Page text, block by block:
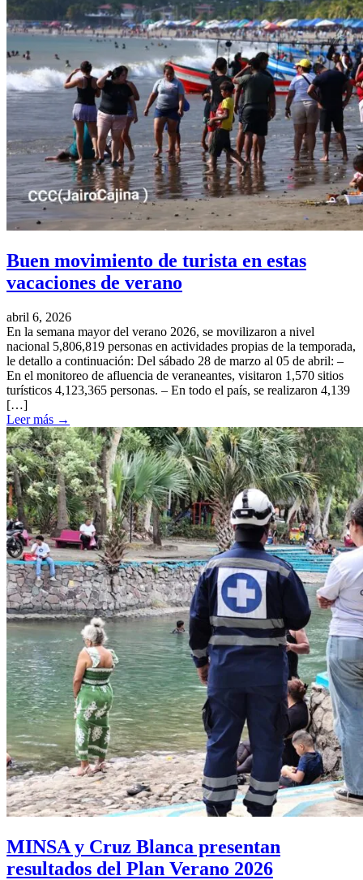
Buen movimiento de turista en estas
vacaciones de verano
abril 6, 2026
En la semana mayor del verano 2026, se movilizaron a nivel
nacional 5,806,819 personas en actividades propias de la temporada,
le detallo a continuación: Del sábado 28 de marzo al 05 de abril: –
En el monitoreo de afluencia de veraneantes, visitaron 1,570 sitios
turísticos 4,123,365 personas. – En todo el país, se realizaron 4,139
[…]
Leer más →
MINSA y Cruz Blanca presentan
resultados del Plan Verano 2026